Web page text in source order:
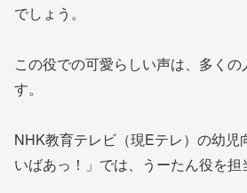
でしょう。
この役での可愛らしい声は、多くの
す。
NHK教育テレビ（現Eテレ）の幼児
いばあっ！」では、うーたん役を担